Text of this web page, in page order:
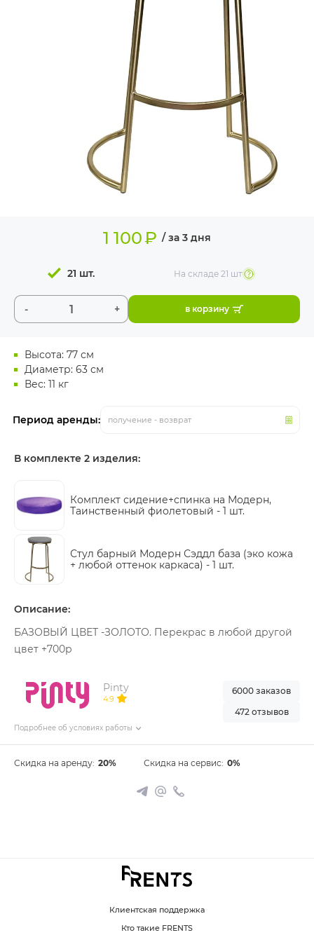
Высота: 77 см
Диаметр: 63 см
Вес: 11 кг
Период аренды: получение - возврат
1 100₽ / за 3 дня
- +
21 шт. На складе 21 шт
в корзину
В комплекте 2 изделия:
Комплект сидение+спинка на Модерн,
Таинственный фиолетовый - 1 шт.
Стул барный Модерн Сэддл база (эко кожа
+ любой оттенок каркаса) - 1 шт.
Описание:
БАЗОВЫЙ ЦВЕТ -ЗОЛОТО. Перекрас в любой другой
цвет +700р
Pinty
4.9
Подробнее об условиях работы
6000 заказов
472 отзывов
Скидка на аренду: 20% Скидка на сервис: 0%
Клиентская поддержка
Кто такие FRENTS